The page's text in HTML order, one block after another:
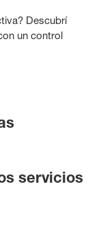
Descubrí
un control
servicios